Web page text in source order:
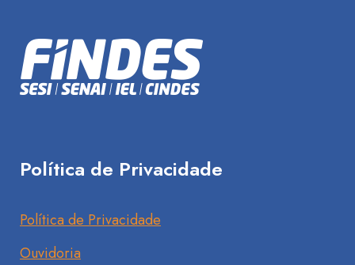
Política de Privacidade
Política de Privacidade
Ouvidoria